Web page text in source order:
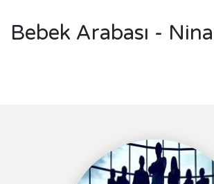
Bebek Arabası -